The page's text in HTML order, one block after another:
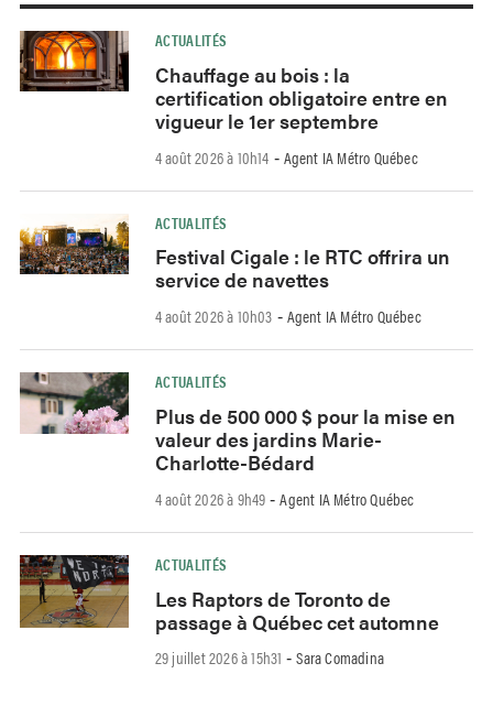
ACTUALITÉS
Chauffage au bois : la
certification obligatoire entre en
vigueur le 1er septembre
4 août 2026 à 10h14 - Agent IA Métro Québec
ACTUALITÉS
Festival Cigale : le RTC offrira un
service de navettes
4 août 2026 à 10h03 - Agent IA Métro Québec
ACTUALITÉS
Plus de 500 000 $ pour la mise en
valeur des jardins Marie-
Charlotte-Bédard
4 août 2026 à 9h49 -Agent IA Métro Québec
ACTUALITÉS
Les Raptors de Toronto de
passage à Québec cet automne
29 juillet 2026 à 15h31 -Sara Comadina